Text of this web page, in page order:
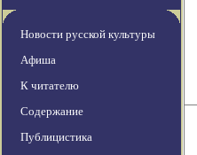
Новости русской культуры
Афиша
К читателю
Содержание
Публицистика